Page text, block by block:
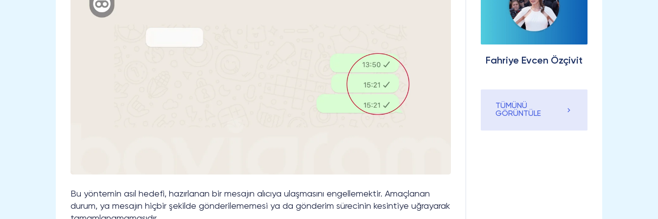
Bu yöntemin asıl hedefi, hazırlanan bir mesajın alıcıya ulaşmasını engellemektir. Amaçlanan
durum, ya mesajın hiçbir şekilde gönderilememesi ya da gönderim sürecinin kesintiye uğrayarak
Fahriye Evcen Özçivit
TÜMÜNÜ
GÖRÜNTÜLE